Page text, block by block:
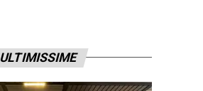
ULTIMISSIME